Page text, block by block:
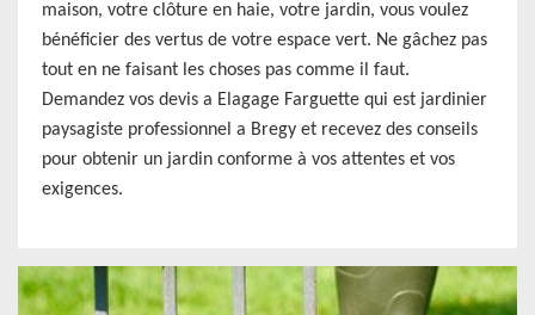
maison, votre clôture en haie, votre jardin, vous voulez
bénéficier des vertus de votre espace vert. Ne gâchez pas
tout en ne faisant les choses pas comme il faut.
Demandez vos devis a Elagage Farguette qui est jardinier
paysagiste professionnel a Bregy et recevez des conseils
pour obtenir un jardin conforme à vos attentes et vos
exigences.